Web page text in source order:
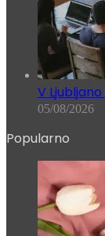
V
05/08/2026
Popularno